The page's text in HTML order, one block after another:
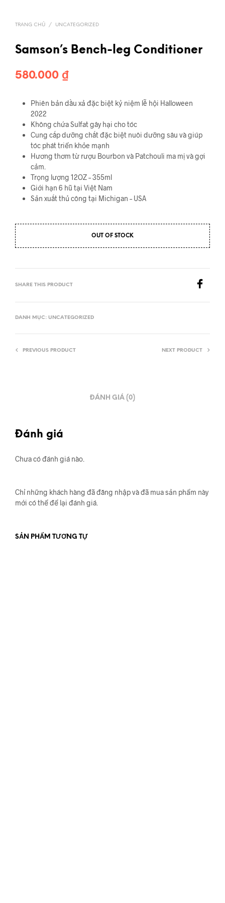
TRANG CHỦ / UNCATEGORIZED
Samson’s Bench-leg Conditioner
580.000 ₫
Phiên bản dầu xả đặc biệt kỷ niệm lễ hội Halloween
2022
Không chứa Sulfat gây hại cho tóc
Cung cấp dưỡng chất đặc biệt nuôi dưỡng sâu và giúp
tóc phát triển khỏe mạnh
Hương thơm từ rượu Bourbon và Patchouli ma mị và gợi
cảm.
Trọng lượng 12OZ – 355ml
Giới hạn 6 hũ tại Việt Nam
Sản xuất thủ công tại Michigan – USA
OUT OF STOCK
SHARE THIS PRODUCT
DANH MỤC: UNCATEGORIZED
PREVIOUS PRODUCT NEXT PRODUCT
ĐÁNH GIÁ (0)
Đánh giá
Chưa có đánh giá nào.
Chỉ những khách hàng đã đăng nhập và đã mua sản phẩm này
mới có thể để lại đánh giá.
SẢN PHẨM TƯƠNG TỰ